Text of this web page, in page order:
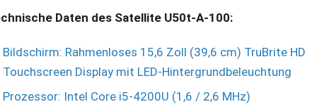
Daten des Satellite U50t-A-100:
Bildschirm: Rahmenloses 15,6 Zoll (39,6 cm) TruBrite HD
Touchscreen Display mit LED-Hintergrundbeleuchtung
Prozessor: Intel Core i5-4200U (1,6 / 2,6 MHz)